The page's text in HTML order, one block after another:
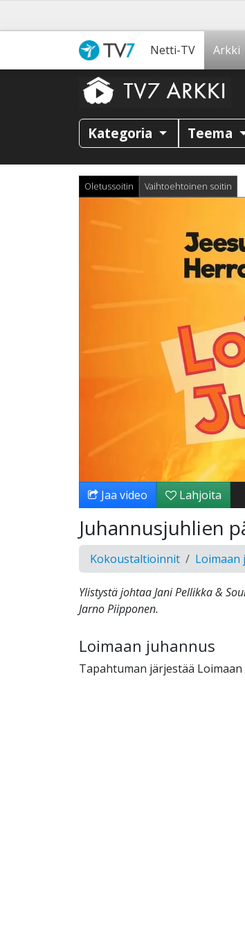
Netti-TV Arkki
Kategoria Teema
Oletussoitin Vaihtoehtoinen soitin
Jaa video Lahjoita
Juhannusjuhlien
Kokoustaltioinnit Loimaan
Ylistystä johtaa Jani Pellikka &
Jarno Piipponen.
Loimaan juhannus
Tapahtuman järjestää